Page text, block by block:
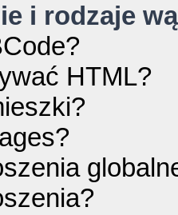
i rodzaje
HTML?